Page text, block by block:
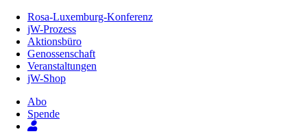
Inhalt
Seite
Rosa-Luxemburg-Konferenz
jW-Prozess
Aktionsbüro
Genossenschaft
Veranstaltungen
jW-Shop
Abo
Spende